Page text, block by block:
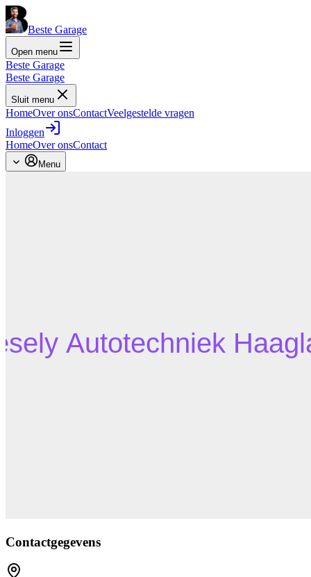
Beste Garage
Open menu
Beste Garage
Beste Garage
Sluit menu
HomeOver onsContactVeelgestelde vragen
Inloggen
HomeOver onsContact
Menu
Contactgegevens